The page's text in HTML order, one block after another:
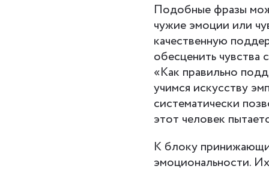
Подобные фразы
чужие эмоции или
качественную
обесценить
«Как правильно
учимся искусству
систематически
этот человек
К блоку
эмоциональности.